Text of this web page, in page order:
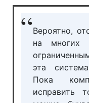
Вероятно,
на многих
эта
Пока
исправить